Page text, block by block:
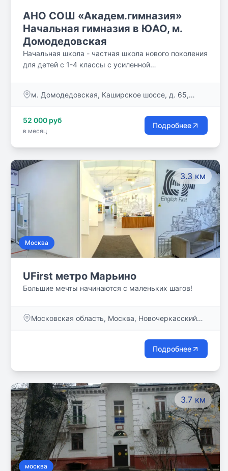
АНО СОШ «Академ.гимназия»
Начальная гимназия в ЮАО, м.
Домодедовская
Начальная школа - частная школа нового поколения
для детей с 1-4 классы с усиленной
английского языка c 1-го класса. Школа является
образования в АНО СОШ «Академическая
гимназия»: Детский сад — Подготовка к школе —
частная школа.
м. Домодедовская, Каширское шоссе, д. 65,
52 000 руб
в месяц
Подробнее
3.3 км
Москва
UFirst метро Марьино
Большие мечты начинаются с маленьких шагов!
Московская область, Москва, Новочеркасский
Подробнее
3.7 км
москва